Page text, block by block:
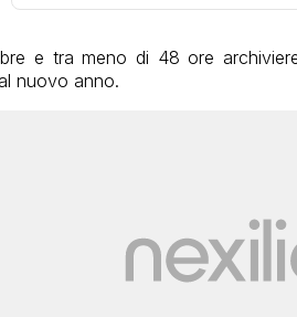
e tra meno di 48 ore
nuovo anno.